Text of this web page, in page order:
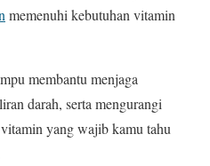
memenuhi kebutuhan vitamin
membantu menjaga
darah, serta mengurangi
yang wajib kamu tahu